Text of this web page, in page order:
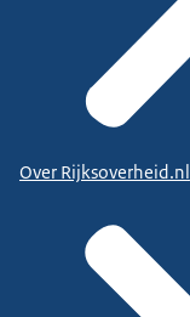
Over Rijksoverheid.nl